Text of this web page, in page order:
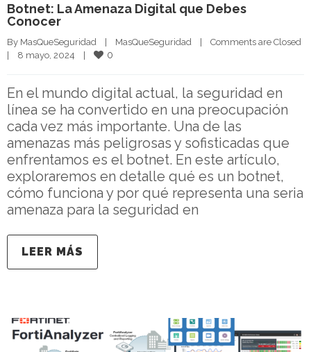
Botnet: La Amenaza Digital que Debes
Conocer
By MasQueSeguridad | MasQueSeguridad |
Comments are Closed
|
8 mayo, 2024 | 0
En el mundo digital actual, la seguridad en
línea se ha convertido en una preocupación
cada vez más importante. Una de las
amenazas más peligrosas y sofisticadas que
enfrentamos es el botnet. En este artículo,
exploraremos en detalle qué es un botnet,
cómo funciona y por qué representa una seria
amenaza para la seguridad en
LEER MÁS